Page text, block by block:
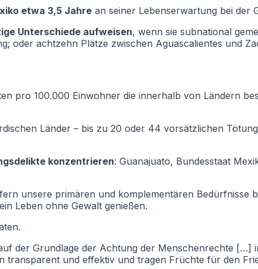
etwa 3,5 Jahre an seiner Lebenserwartung bei der
Unterschiede aufweisen, wenn sie subnational
oder achtzehn Plätze zwischen Aguascalientes und
pro 100.000 Einwohner die innerhalb von Ländern
Länder – bis zu 20 oder 44 vorsätzlichen
konzentrieren: Guanajuato, Bundesstaat
unsere primären und komplementären Bedürfnisse
Leben ohne Gewalt genießen.
der Grundlage der Achtung der Menschenrechte […]
transparent und effektiv und tragen Früchte für den